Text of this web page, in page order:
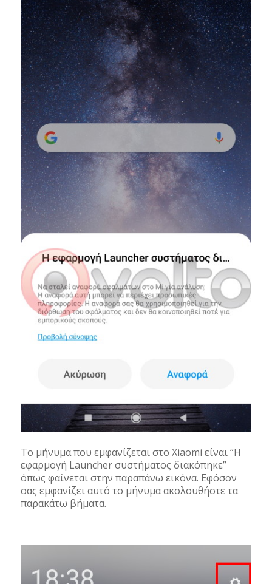
Το μήνυμα που εμφανίζεται στο Xiaomi είναι “Η
εφαρμογή Launcher συστήματος διακόπηκε”
όπως φαίνεται στην παραπάνω εικόνα. Εφόσον
σας εμφανίζει αυτό το μήνυμα ακολουθήστε τα
παρακάτω βήματα.